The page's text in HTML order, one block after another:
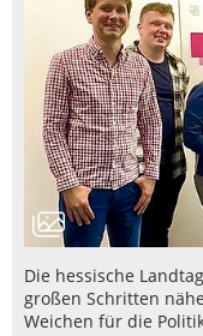
Die hessische
großen Schritten
Weichen für die